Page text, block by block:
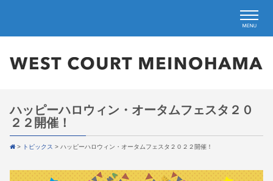
ハッピーハロウィン・オータムフェスタ２０
２２開催！
> トピックス > ハッピーハロウィン・オータムフェスタ２０２２開催！